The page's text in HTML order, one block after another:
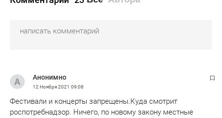
Анонимно
12 Ноября 2021 09:08
Фестивали и концерты запрещены.Куда смотрит
роспотребнадзор. Ничего, по новому закону местные